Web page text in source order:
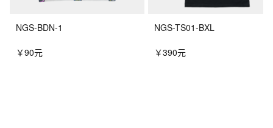
NGS-BDN-1
￥90元
NGS-TS01-BXL
￥390元